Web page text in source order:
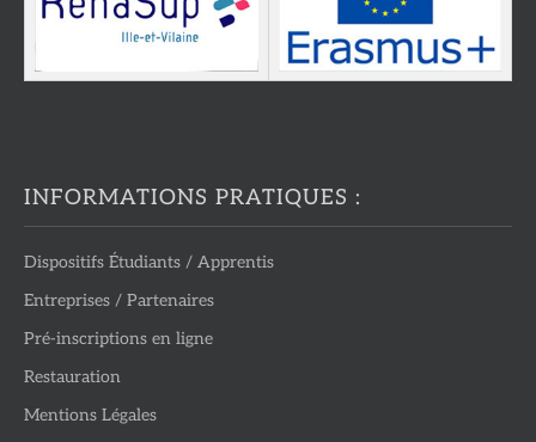
INFORMATIONS PRATIQUES :
Dispositifs Étudiants / Apprentis
Entreprises / Partenaires
Pré-inscriptions en ligne
Restauration
Mentions Légales